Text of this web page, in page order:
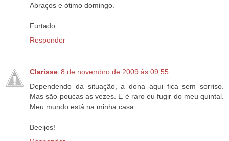
Abraços e ótimo domingo.
Furtado.
Responder
Clarisse 8 de novembro de 2009 às 09:55
Dependendo da situação, a dona aqui fica sem sorriso.
Mas são poucas as vezes. E é raro eu fugir do meu quintal.
Meu mundo está na minha casa.
Beeijos!